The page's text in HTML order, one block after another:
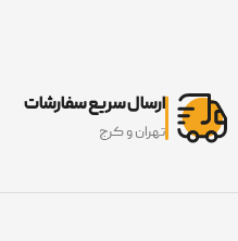
ارسال سریع سفارشات
تهران و کرج